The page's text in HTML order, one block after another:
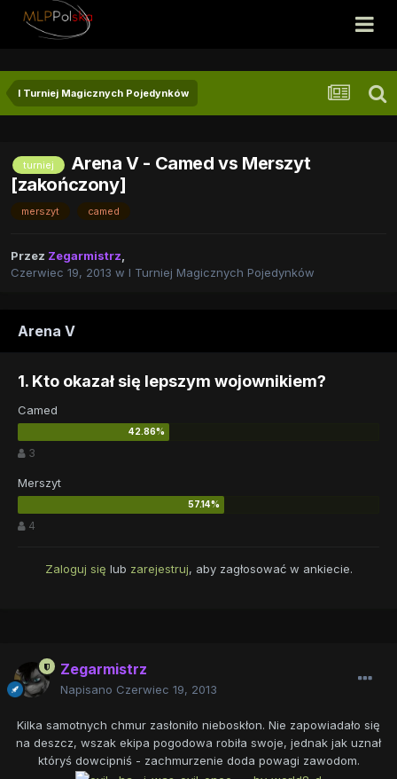
I Turniej Magicznych Pojedynków
turniej
Arena V - Camed vs Merszyt
[zakończony]
merszyt camed
Przez Zegarmistrz,
Czerwiec 19, 2013 w I Turniej Magicznych Pojedynków
Arena V
1. Kto okazał się lepszym wojownikiem?
Camed
3
Merszyt
4
Zaloguj się lub zarejestruj, aby zagłosować w ankiecie.
Zegarmistrz
Napisano Czerwiec 19, 2013
Kilka samotnych chmur zasłoniło nieboskłon. Nie zapowiadało się
na deszcz, wszak ekipa pogodowa robiła swoje, jednak jak uznał
któryś dowcipniś - zachmurzenie doda powagi zawodom.